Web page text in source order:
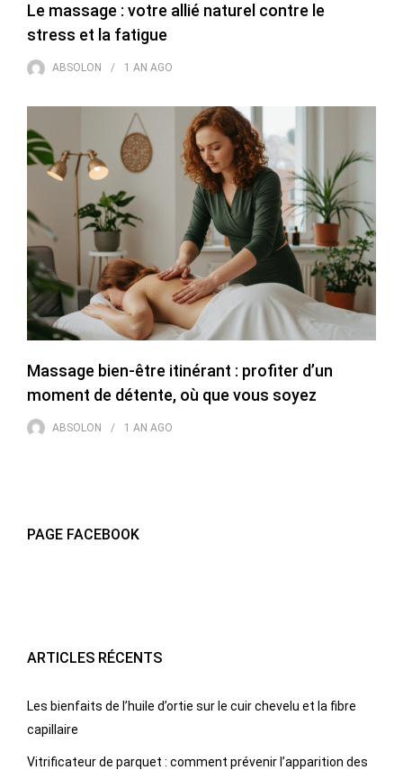
Le massage : votre allié naturel contre le
stress et la fatigue
ABSOLON 1 AN AGO
Massage bien-être itinérant : profiter d’un
moment de détente, où que vous soyez
ABSOLON 1 AN AGO
PAGE FACEBOOK
ARTICLES RÉCENTS
Les bienfaits de l’huile d’ortie sur le cuir chevelu et la fibre
capillaire
Vitrificateur de parquet : comment prévenir l’apparition des